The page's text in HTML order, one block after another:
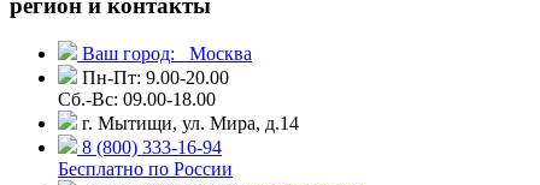
Ваш город:
Москва
Пн-Пт: 9.00-20.00
Сб.-Вс: 09.00-18.00
г. Мытищи, ул. Мира, д.14
8 (800) 333-16-94
Бесплатно по России